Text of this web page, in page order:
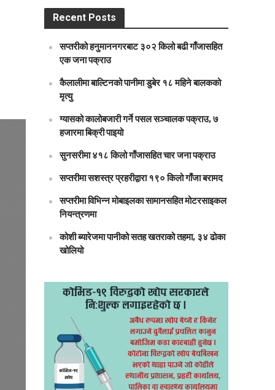
Recent Posts
सप्तरीको हनुमाननगरबाट ३०२ किलो बढी गाँजासहित
एक जना पक्राउ
कैलालीमा बाल्टिनको पानीमा डुबेर १८ महिने बालकको
मृत्यु
ग्यासको कालोबजारी गर्ने पसल सञ्चालक पक्राउ, ७
हजारमा बिक्री पाइयो
सुनसरीमा ४१८ किलो गाँजासहित चार जना पक्राउ
सप्तरीमा सशस्त्र प्रहरीद्वारा १९० किलो गाँजा बरामद
सप्तरीमा विभिन्न मोबाइलका सामानसहित मोटरसाइकल
नियन्त्रणमा
कोशी ब्यारेजमा पानीको सतह खतराको तहमा, ३४ ढोका
खोलियो